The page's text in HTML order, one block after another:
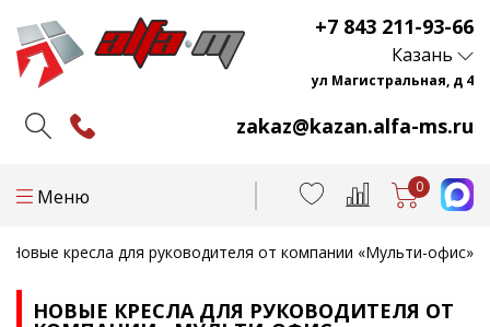
+7 843 211-93-66
zakaz@kazan.alfa-ms.ru
Казань
ул Магистральная, д 4
Меню 0
Новые кресла для руководителя от компании «Мульти-офис»
НОВЫЕ КРЕСЛА ДЛЯ РУКОВОДИТЕЛЯ ОТ